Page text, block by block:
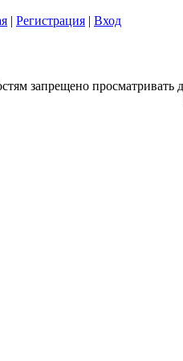
| Регистрация | Вход
запрещено просматривать